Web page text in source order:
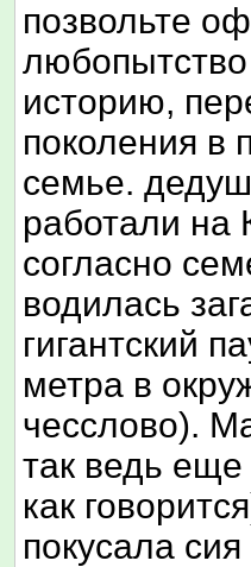
позвольте
историю,
поколения в
семье.
работали на
согласно
водилась
гигантский
метра в
чесслово).
так ведь
как
покусала